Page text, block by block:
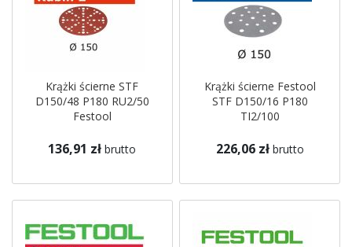
Krążki ścierne STF
D150/48 P180 RU2/50
Festool
136,91 zł brutto
Krążki ścierne Festool
STF D150/16 P180
TI2/100
226,06 zł brutto